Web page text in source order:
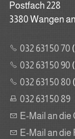
Postfach 228
3380 Wangen
032 631 50 70
032 631 50 90
032 631 50 80
032 631 50 89
E-Mail an
E-Mail an